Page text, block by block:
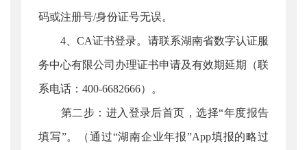
码或注册号/身份证号无误。
4、CA证书登录。请联系湖南省数字认证服
务中心有限公司办理证书申请及有效期延期（联
系电话：400-6682666）。
第二步：进入登录后首页，选择“年度报告
填写”。（通过“湖南企业年报”App填报的略过